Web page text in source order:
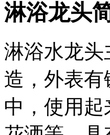
淋浴龙头
淋浴水龙
造，外表
中，使用